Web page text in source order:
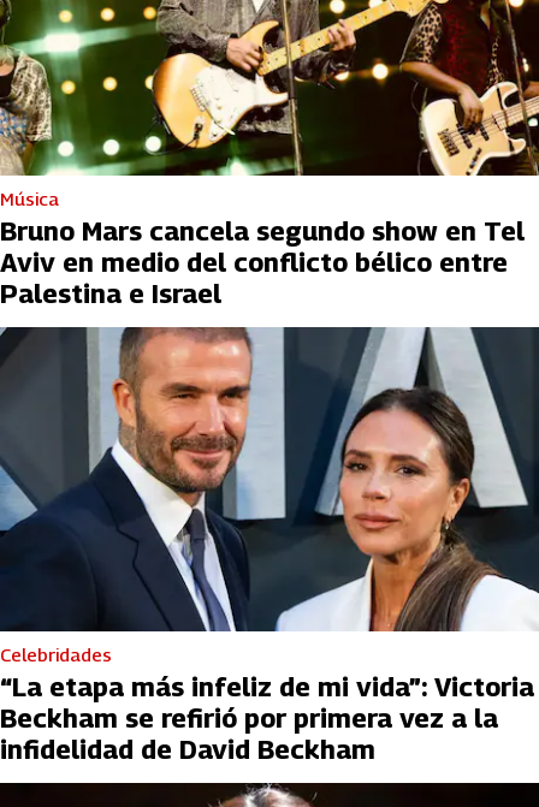
Música
Bruno Mars cancela segundo show en Tel
Aviv en medio del conflicto bélico entre
Palestina e Israel
Celebridades
“La etapa más infeliz de mi vida”: Victoria
Beckham se refirió por primera vez a la
infidelidad de David Beckham